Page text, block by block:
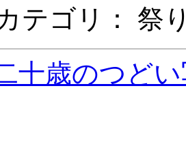
テゴリ： 祭
十歳のつど